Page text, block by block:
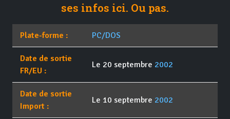
ses infos ici. Ou pas.
Plate-forme : PC/DOS
Date de sortie
FR/EU :
Le 20 septembre 2002
Date de sortie
Import :
Le 10 septembre 2002